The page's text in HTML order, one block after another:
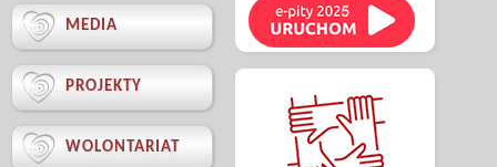
 MEDIA
 PROJEKTY
 WOLONTARIAT